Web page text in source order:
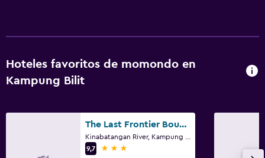
Hoteles favoritos de momondo en
Kampung Bilit
The Last Frontier Boutique Resort
9,7
3 estrellas